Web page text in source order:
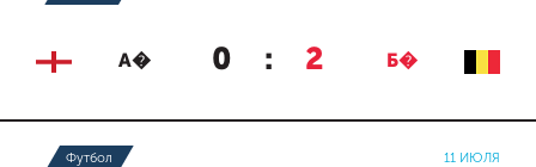
А� 0 : 2 Б�
Футбол 11 ИЮЛЯ